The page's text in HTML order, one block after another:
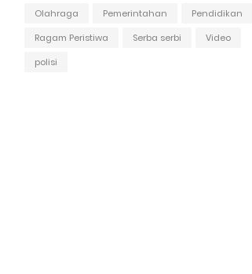
Olahraga
Pemerintahan
Pendidikan
Ragam Peristiwa
Serba serbi
Video
polisi